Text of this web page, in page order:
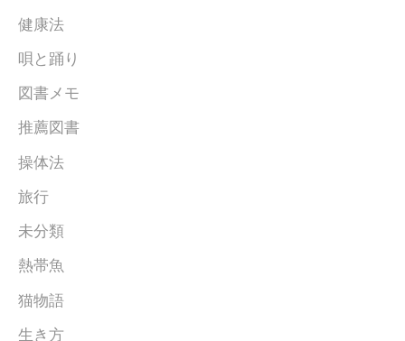
健康法
唄と踊り
図書メモ
推薦図書
操体法
旅行
未分類
熱帯魚
猫物語
生き方